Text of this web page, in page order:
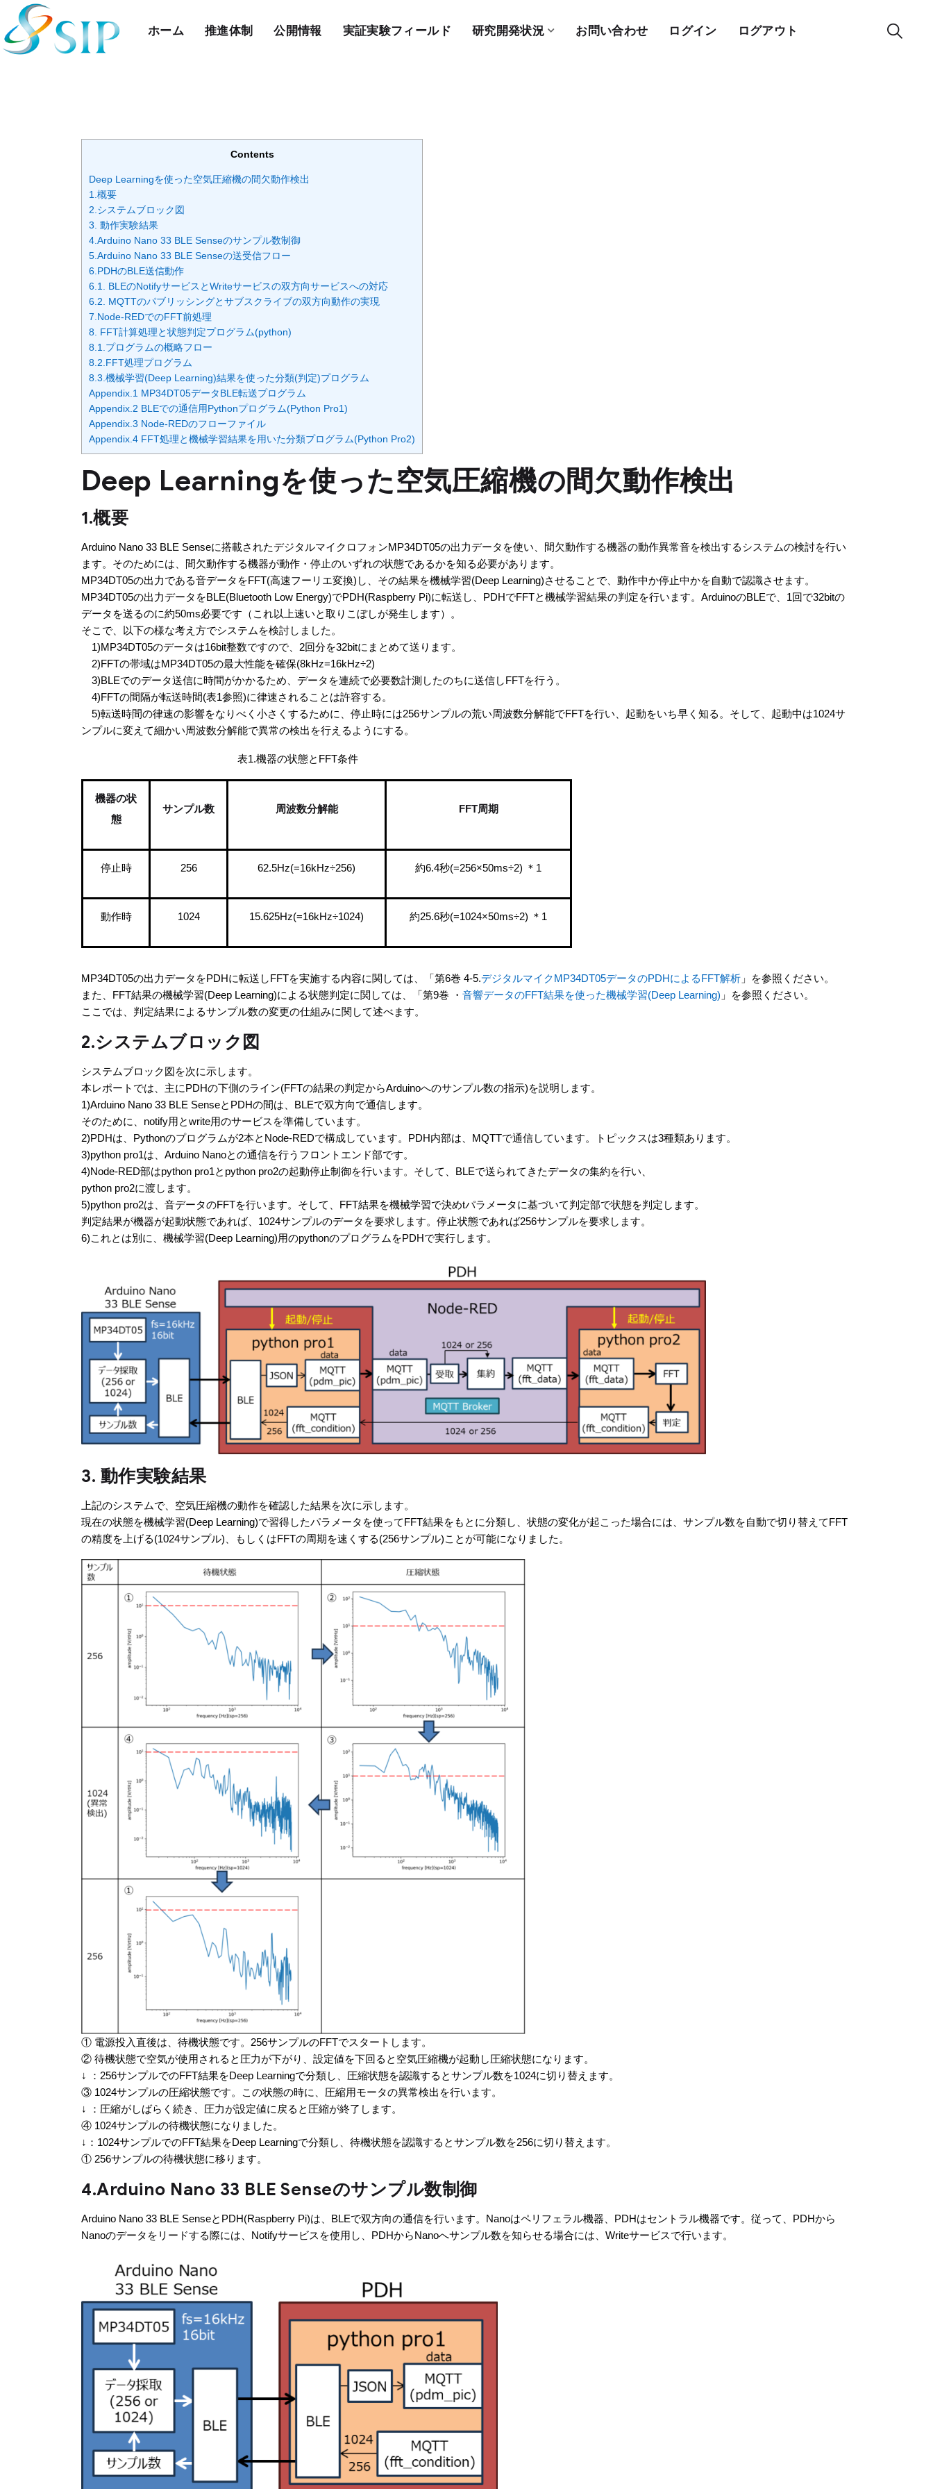
ホーム 推進体制 公開情報 実証実験フィールド 研究開発状況 お問い合わせ ログイン ログアウト
Contents
Deep Learningを使った空気圧縮機の間欠動作検出
1.概要
2.システムブロック図
3. 動作実験結果
4.Arduino Nano 33 BLE Senseのサンプル数制御
5.Arduino Nano 33 BLE Senseの送受信フロー
6.PDHのBLE送信動作
6.1. BLEのNotifyサービスとWriteサービスの双方向サービスへの対応
6.2. MQTTのパブリッシングとサブスクライブの双方向動作の実現
7.Node-REDでのFFT前処理
8. FFT計算処理と状態判定プログラム(python)
8.1.プログラムの概略フロー
8.2.FFT処理プログラム
8.3.機械学習(Deep Learning)結果を使った分類(判定)プログラム
Appendix.1 MP34DT05データBLE転送プログラム
Appendix.2 BLEでの通信用Pythonプログラム(Python Pro1)
Appendix.3 Node-REDのフローファイル
Appendix.4 FFT処理と機械学習結果を用いた分類プログラム(Python Pro2)
Deep Learningを使った空気圧縮機の間欠動作検出
1.概要
Arduino Nano 33 BLE Senseに搭載されたデジタルマイクロフォンMP34DT05の出力データを使い、間欠動作する機器の動作異常音を検出するシステムの検討を行い
ます。そのためには、間欠動作する機器が動作・停止のいずれの状態であるかを知る必要があります。
MP34DT05の出力である音データをFFT(高速フーリエ変換)し、その結果を機械学習(Deep Learning)させることで、動作中か停止中かを自動で認識させます。
MP34DT05の出力データをBLE(Bluetooth Low Energy)でPDH(Raspberry Pi)に転送し、PDHでFFTと機械学習結果の判定を行います。ArduinoのBLEで、1回で32bitの
データを送るのに約50ms必要です（これ以上速いと取りこぼしが発生します）。
そこで、以下の様な考え方でシステムを検討しました。
1)MP34DT05のデータは16bit整数ですので、2回分を32bitにまとめて送ります。
2)FFTの帯域はMP34DT05の最大性能を確保(8kHz=16kHz÷2)
3)BLEでのデータ送信に時間がかかるため、データを連続で必要数計測したのちに送信しFFTを行う。
4)FFTの間隔が転送時間(表1参照)に律速されることは許容する。
5)転送時間の律速の影響をなりべく小さくするために、停止時には256サンプルの荒い周波数分解能でFFTを行い、起動をいち早く知る。そして、起動中は1024サ
ンプルに変えて細かい周波数分解能で異常の検出を行えるようにする。
表1.機器の状態とFFT条件
機器の状
態
サンプル数 周波数分解能 FFT周期
停止時 256 62.5Hz(=16kHz÷256) 約6.4秒(=256×50ms÷2) ＊1
動作時 1024 15.625Hz(=16kHz÷1024) 約25.6秒(=1024×50ms÷2) ＊1
MP34DT05の出力データをPDHに転送しFFTを実施する内容に関しては、「第6巻 4-5.デジタルマイクMP34DT05データのPDHによるFFT解析 」を参照ください。
また、FFT結果の機械学習(Deep Learning)による状態判定に関しては、「第9巻 ・ 音響データのFFT結果を使った機械学習(Deep Learning) 」を参照ください。
ここでは、判定結果によるサンプル数の変更の仕組みに関して述べます。
2.システムブロック図
システムブロック図を次に示します。
本レポートでは、主にPDHの下側のライン(FFTの結果の判定からArduinoへのサンプル数の指示)を説明します。
1)Arduino Nano 33 BLE SenseとPDHの間は、BLEで双方向で通信します。
そのために、notify用とwrite用のサービスを準備しています。
2)PDHは、Pythonのプログラムが2本とNode-REDで構成しています。PDH内部は、MQTTで通信しています。トピックスは3種類あります。
3)python pro1は、Arduino Nanoとの通信を行うフロントエンド部です。
4)Node-RED部はpython pro1とpython pro2の起動停止制御を行います。そして、BLEで送られてきたデータの集約を行い、
python pro2に渡します。
5)python pro2は、音データのFFTを行います。そして、FFT結果を機械学習で決めtパラメータに基づいて判定部で状態を判定します。
判定結果が機器が起動状態であれば、1024サンプルのデータを要求します。停止状態であれば256サンプルを要求します。
6)これとは別に、機械学習(Deep Learning)用のpythonのプログラムをPDHで実行します。
3. 動作実験結果
上記のシステムで、空気圧縮機の動作を確認した結果を次に示します。
現在の状態を機械学習(Deep Learning)で習得したパラメータを使ってFFT結果をもとに分類し、状態の変化が起こった場合には、サンプル数を自動で切り替えてFFT
の精度を上げる(1024サンプル)、もしくはFFTの周期を速くする(256サンプル)ことが可能になりました。
① 電源投入直後は、待機状態です。256サンプルのFFTでスタートします。
② 待機状態で空気が使用されると圧力が下がり、設定値を下回ると空気圧縮機が起動し圧縮状態になります。
↓ ：256サンプルでのFFT結果をDeep Learningで分類し、圧縮状態を認識するとサンプル数を1024に切り替えます。
③ 1024サンプルの圧縮状態です。この状態の時に、圧縮用モータの異常検出を行います。
↓ ：圧縮がしばらく続き、圧力が設定値に戻ると圧縮が終了します。
④ 1024サンプルの待機状態になりました。
↓：1024サンプルでのFFT結果をDeep Learningで分類し、待機状態を認識するとサンプル数を256に切り替えます。
① 256サンプルの待機状態に移ります。
4.Arduino Nano 33 BLE Senseのサンプル数制御
Arduino Nano 33 BLE SenseとPDH(Raspberry Pi)は、BLEで双方向の通信を行います。Nanoはペリフェラル機器、PDHはセントラル機器です。従って、PDHから
Nanoのデータをリードする際には、Notifyサービスを使用し、PDHからNanoへサンプル数を知らせる場合には、Writeサービスで行います。